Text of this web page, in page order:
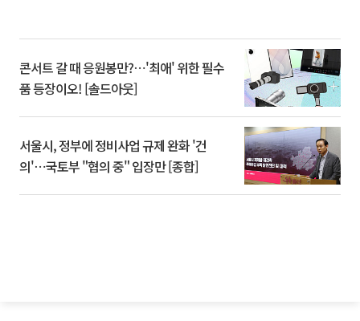
콘서트 갈 때 응원봉만?⋯'최애' 위한 필수
품 등장이오! [솔드아웃]
서울시, 정부에 정비사업 규제 완화 '건
의'⋯국토부 "협의 중" 입장만 [종합]